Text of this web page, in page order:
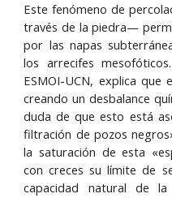
Este fenómeno de
través de la piedra—
por las napas
los arrecifes
ESMOI-UCN, explica
creando un desbalance
duda de que esto está
filtración de pozos
la saturación de esta
con creces su límite de
capacidad natural de